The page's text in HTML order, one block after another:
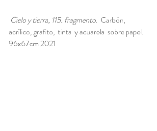
Cielo y tierra, 115. fragmento.
  Carbón,
acrílico, grafito,  tinta  y acuarela  sobre papel.
96x67cm 2021